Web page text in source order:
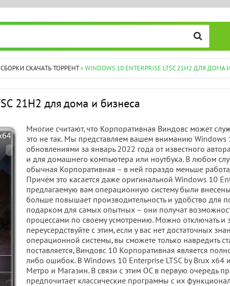
СБОРКИ СКАЧАТЬ ТОРРЕНТ» WINDOWS 10 ENTERPRISE LTSC 21H2 ДЛЯ
21H2 для дома и бизнеса
Многие считают, что Корпоративная Виндовс может
это не так. Мы представляем вашем вниманию Windows
обновлениями за январь 2022 года от известного
и для домашнего компьютера или ноутбука. В любом
обычная Корпоративная – в ней гораздо меньше
Причём это касается даже оригинальной Windows 10
предлагаемую вам операционную систему были
больше повышает производительность и удобство для
подарком для самых опытных – они получат
процессами по своему усмотрению. Можно отключать и
переусердствуйте с этим, если у вас нет достаточных
операционной системы, вы сможете только навредить
поставляется, Виндовс 10 Корпоративная является
либо ошибок. В Windows 10 Enterprise LTSC by Brux x64
Метро и Магазин. В связи с этим ОС в первую очередь
предпочитает классические программы с их